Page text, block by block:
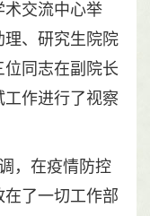
术交流中心举
、研究生院院
同志在副院长
作进行了视察
，在疫情防控
了一切工作部